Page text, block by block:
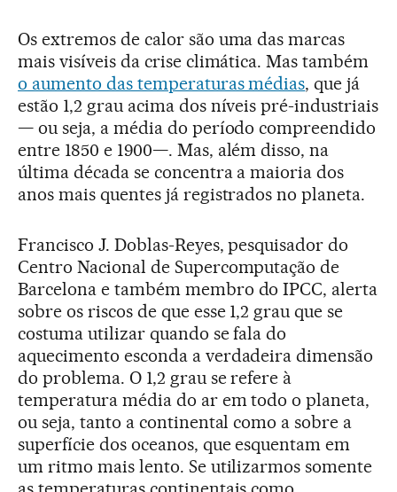
Os extremos de calor são uma das marcas
mais visíveis da crise climática. Mas também
o aumento das temperaturas médias, que já
estão 1,2 grau acima dos níveis pré-industriais
— ou seja, a média do período compreendido
entre 1850 e 1900—. Mas, além disso, na
última década se concentra a maioria dos
anos mais quentes já registrados no planeta.
Francisco J. Doblas-Reyes, pesquisador do
Centro Nacional de Supercomputação de
Barcelona e também membro do IPCC, alerta
sobre os riscos de que esse 1,2 grau que se
costuma utilizar quando se fala do
aquecimento esconda a verdadeira dimensão
do problema. O 1,2 grau se refere à
temperatura média do ar em todo o planeta,
ou seja, tanto a continental como a sobre a
superfície dos oceanos, que esquentam em
um ritmo mais lento. Se utilizarmos somente